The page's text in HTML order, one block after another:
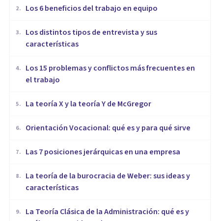
2. ​Los 6 beneficios del trabajo en equipo
3.
​Los distintos tipos de entrevista y sus
características
4.
​Los 15 problemas y conflictos más frecuentes en
el trabajo
5. La teoría X y la teoría Y de McGregor
6. Orientación Vocacional: qué es y para qué sirve
7. Las 7 posiciones jerárquicas en una empresa
8.
La teoría de la burocracia de Weber: sus ideas y
características
9.
La Teoría Clásica de la Administración: qué es y